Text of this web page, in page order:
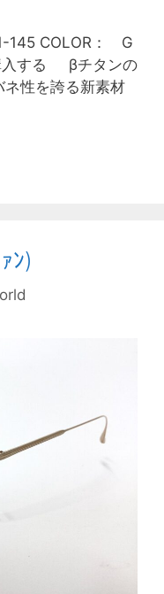
145 COLOR： G
入する βチタンの
性を誇る新素材
ﾝ)